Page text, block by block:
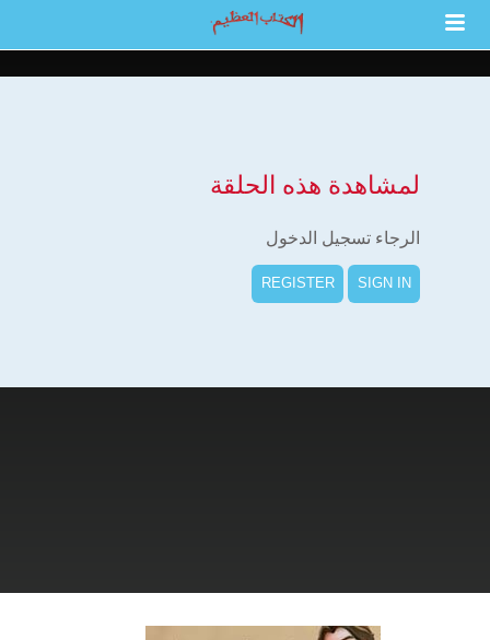
لمشاهدة هذه الحلقة
الرجاء تسجيل الدخول
SIGN IN
REGISTER